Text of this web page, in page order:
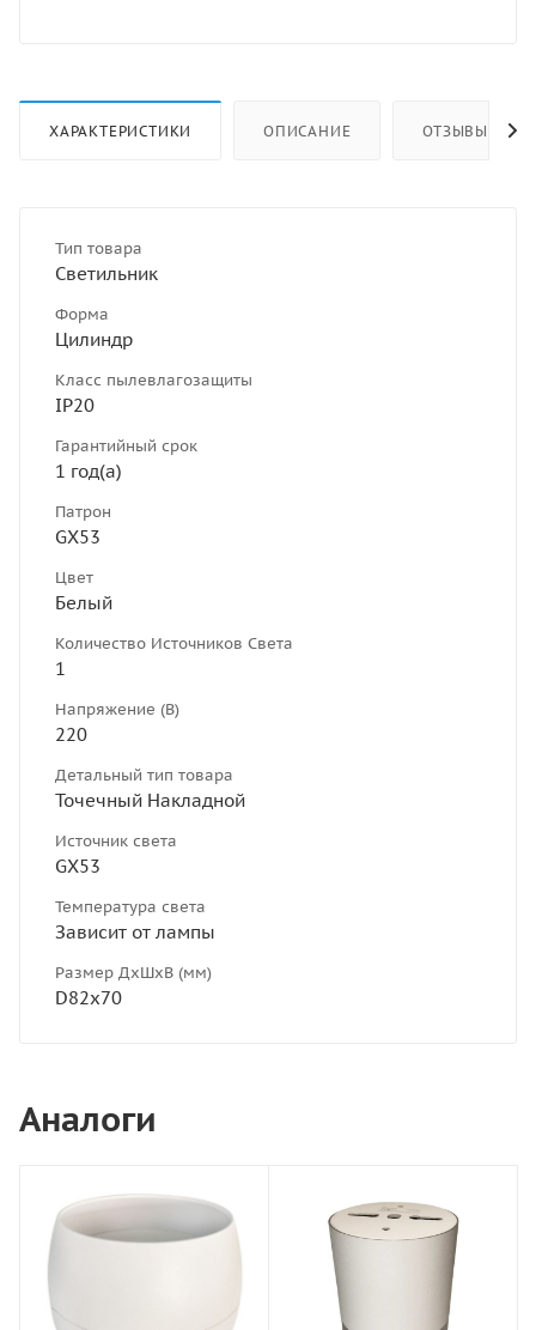
ХАРАКТЕРИСТИКИ ОПИСАНИЕ ОТЗЫВЫ
Тип товара
Светильник
Форма
Цилиндр
Класс пылевлагозащиты
IP20
Гарантийный срок
1 год(а)
Патрон
GX53
Цвет
Белый
Количество Источников Света
1
Напряжение (В)
220
Детальный тип товара
Точечный Накладной
Источник света
GX53
Температура света
Зависит от лампы
Размер ДхШхВ (мм)
D82х70
Аналоги